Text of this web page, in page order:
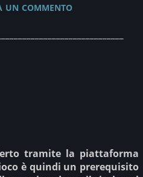
un commento
tramite la piattaforma
è quindi un prerequisito